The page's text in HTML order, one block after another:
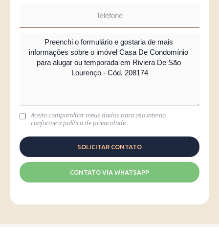
Aceito compartilhar meus dados para uso interno,
conforme apolítica de privacidade.
CONTATO VIA WHATSAPP